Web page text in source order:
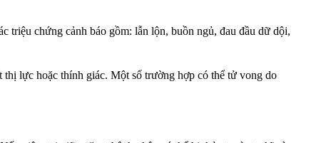
triệu chứng cảnh báo gồm: lẫn lộn, buồn ngủ, đau đầu dữ dội,
lực hoặc thính giác. Một số trường hợp có thể tử vong do